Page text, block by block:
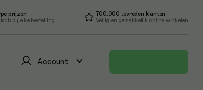
prijzen
bij elke bestelling
700.000 tevreden klanten
Veilig en gemakkelijk online winkelen
Account